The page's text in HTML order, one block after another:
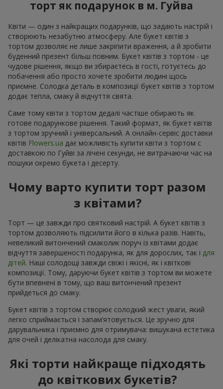
торт як подарунок в м. Гуйва
Квіти — один з найкращих подарунків, що задають настрій і
створюють незабутню атмосферу. Але букет квітів з
тортом дозволяє не лише закріпити враження, а й зробити
буденний презент більш повним. Букет квітів з тортом - це
чудове рішення, якщо ви збираєтесь в гості, готуєтесь до
побачення або просто хочете зробити людині щось
приємне. Солодка деталь в композиції букет квітів з тортом
додає тепла, смаку й відчуття свята.
Саме тому квіти з тортом дедалі частіше обирають як
готове подарункове рішення. Такий формат, як букет квітів
з тортом зручний і універсальний. А онлайн-сервіс доставки
квітів Flowers.ua дає можливість купити квіти з тортом с
доставкою по Гуйві за лічені секунди, не витрачаючи час на
пошуки окремо букета і десерту.
Чому варто купити торт разом
з квітами?
Торт — це завжди про святковий настрій. А букет квітів з
тортом дозволяють підсилити його в кілька разів. Навіть,
невеликий витончений смаколик поруч із квітами додає
відчуття завершеності подарунка, як для дорослих, так і для
дітей. Наші солодощі завжди свіжі і якісні, як і квіткові
композиції. Тому, даруючи букет квітів з тортом ви можете
бути впевнені в тому, що ваш витончений презент
прийдеться до смаку.
Букет квітів з тортом створює солодкий жест уваги, який
легко сприймається і запам’ятовується. Це зручно для
дарувальника і приємно для отримувача: вишукана естетика
для очей і делікатна насолода для смаку.
Які торти найкраще підходять
до квіткових букетів?